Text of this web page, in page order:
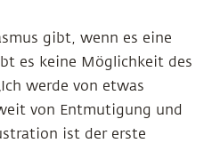
gibt, wenn es eine
es keine Möglichkeit des
werde von etwas
von Entmutigung und
ist der erste